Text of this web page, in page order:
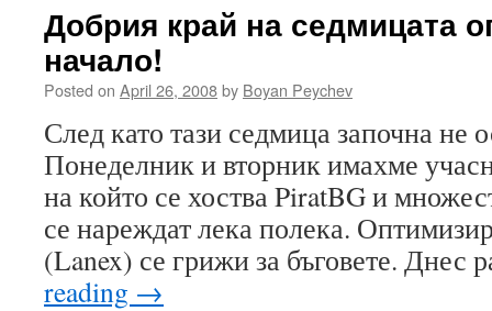
Добрия край на седмицата
начало!
Posted on April 26, 2008by Boyan Peychev
След като тази седмица започна не
Понеделник и вторник имахме
на който се хоства PiratBG и
се нареждат лека полека.
(Lanex) се грижи за бъговете. Днес
reading →